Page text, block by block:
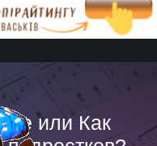
или Как